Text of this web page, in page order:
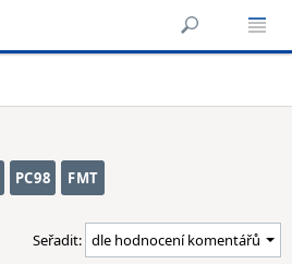
PC98 FMT
Seřadit: